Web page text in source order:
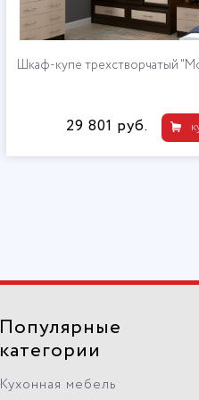
Шкаф-купе трехстворчатый
29 801 руб.
Популярные
категории
Кухонная мебель